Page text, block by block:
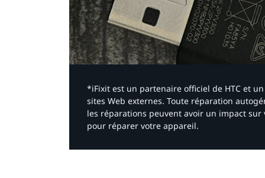
*iFixit est un partenaire officiel de HTC et
sites Web externes. Toute réparation
les réparations peuvent avoir un impact
pour réparer votre appareil.​